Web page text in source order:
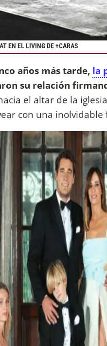
EN EL LIVING DE +CARAS
años más tarde, la
su relación
el altar de la
con una inolvidable